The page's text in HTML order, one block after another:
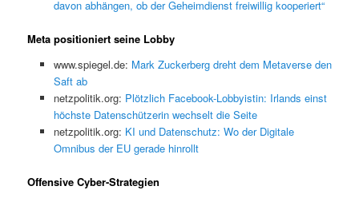
davon abhängen, ob der Geheimdienst freiwillig kooperiert“
Meta positioniert seine Lobby
www.spiegel.de: Mark Zuckerberg dreht dem Metaverse den
Saft ab
netzpolitik.org: Plötzlich Facebook-Lobbyistin: Irlands einst
höchste Datenschützerin wechselt die Seite
netzpolitik.org: KI und Datenschutz: Wo der Digitale
Omnibus der EU gerade hinrollt
Offensive Cyber-Strategien